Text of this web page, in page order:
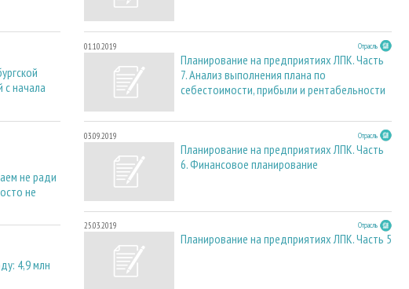
с начала
не ради
не
4,9 млн
01.10.2019 Отрасль
Планирование на предприятиях ЛПК. Часть
7. Анализ выполнения плана по
себестоимости, прибыли и рентабельности
03.09.2019 Отрасль
Планирование на предприятиях ЛПК. Часть
6. Финансовое планирование
25.03.2019 Отрасль
Планирование на предприятиях ЛПК. Часть 5